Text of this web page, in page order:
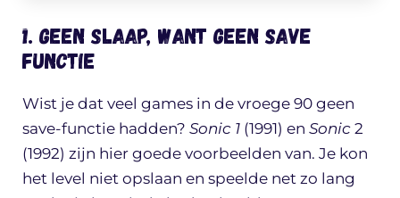
1. Geen slaap, want geen save
functie
Wist je dat veel games in de vroege 90 geen
save-functie hadden? Sonic 1 (1991) en Sonic 2
(1992) zijn hier goede voorbeelden van. Je kon
het level niet opslaan en speelde net zo lang